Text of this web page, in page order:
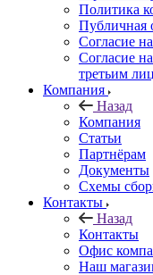
Политика
Публичная
Согласие
Согласие
третьим
Компания
Назад
Компания
Статьи
Партнёрам
Документы
Схемы
Контакты
Назад
Контакты
Офис
Наш